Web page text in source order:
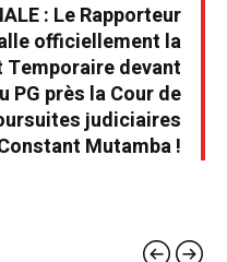
: Le Rapporteur
officiellement la
devant
PG près la Cour de
judiciaires
Mutamba !